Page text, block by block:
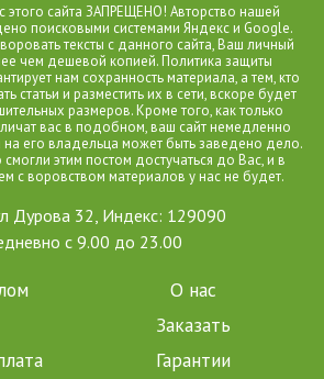
этого сайта ЗАПРЕЩЕНО! Авторство нашей
поисковыми системами Яндекс и Google.
тексты с данного сайта, Ваш личный
чем дешевой копией. Политика защиты
нам сохранность материала, а тем, кто
статьи и разместить их в сети, вскоре будет
размеров. Кроме того, как только
вас в подобном, ваш сайт немедленно
его владельца может быть заведено дело.
этим постом достучаться до Вас, и в
с воровством материалов у нас не будет.
Дурова 32, Индекс: 129090
с 9.00 до 23.00
О нас
Заказать
Гарантии